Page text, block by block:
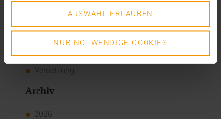
AUSWAHL ERLAUBEN
NUR NOTWENDIGE COOKIES
News
Presse
Report
Standard Echo
Stories
Vernetzung
Archiv
2026